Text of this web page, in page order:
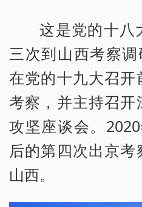
这是党的十八
三次到山西考察调
在党的十九大召
考察，并主持召
攻坚座谈会。
后的第四次出京
山西。